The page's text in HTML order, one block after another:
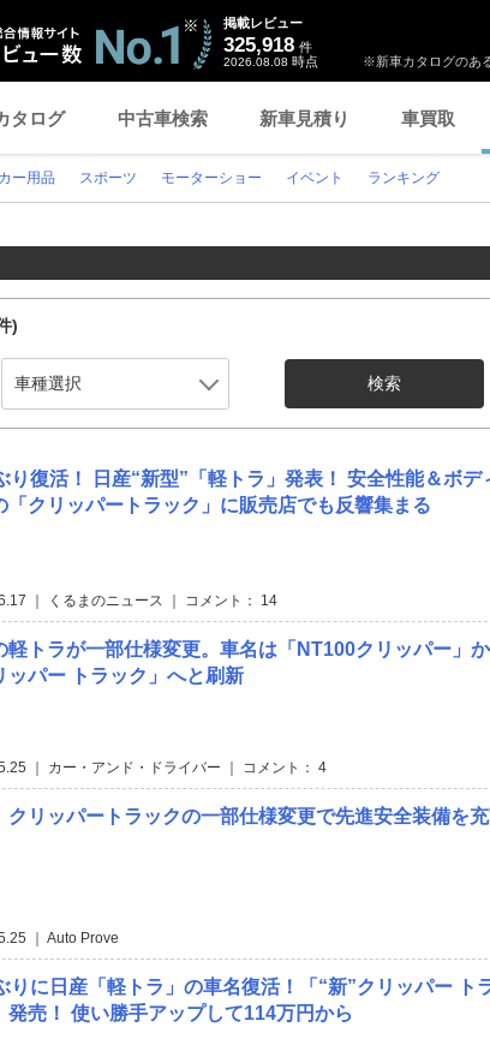
※新車カタログのあ
掲載レビュー
325,918 件
2026.08.08 時点
タログ 中古車検索 新車見積り 車買取
カー用品 スポーツ モーターショー イベント ランキング
)
検索
り復活！ 日産“新型”「軽トラ」発表！ 安全性能＆ボデ
「クリッパートラック」に販売店でも反響集まる
｜ くるまのニュース ｜ コメント： 14
軽トラが一部仕様変更。車名は「NT100クリッパー」
ッパー トラック」へと刷新
｜ カー・アンド・ドライバー ｜ コメント： 4
リッパートラックの一部仕様変更で先進安全装備を
｜ Auto Prove
りに日産「軽トラ」の車名復活！「“新”クリッパー ト
発売！ 使い勝手アップして114万円から